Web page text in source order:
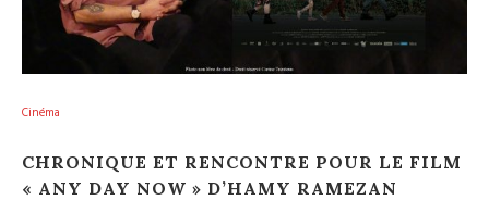
Cinéma
CHRONIQUE ET RENCONTRE POUR LE FILM
« ANY DAY NOW » D’HAMY RAMEZAN